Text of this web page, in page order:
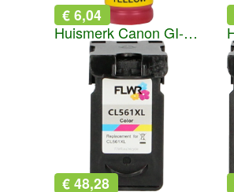
€ 6,04
Huismerk Canon GI-50 geel
€ 48,28